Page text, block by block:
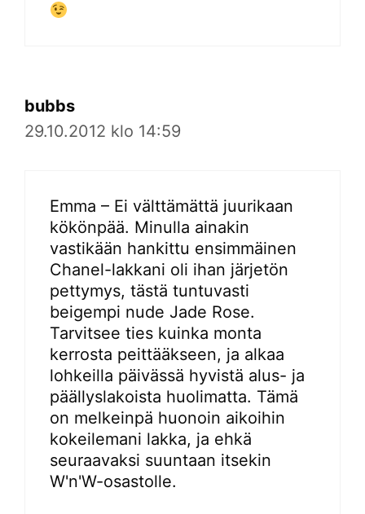
bubbs
29.10.2012 klo 14:59
Emma – Ei välttämättä juurikaan
kökönpää. Minulla ainakin
vastikään hankittu ensimmäinen
Chanel-lakkani oli ihan järjetön
pettymys, tästä tuntuvasti
beigempi nude Jade Rose.
Tarvitsee ties kuinka monta
kerrosta peittääkseen, ja alkaa
lohkeilla päivässä hyvistä alus- ja
päällyslakoista huolimatta. Tämä
on melkeinpä huonoin aikoihin
kokeilemani lakka, ja ehkä
seuraavaksi suuntaan itsekin
W'n'W-osastolle.